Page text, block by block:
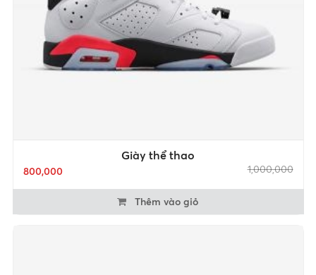
Giày thể thao
800,000 1,000,000
Thêm vào giỏ